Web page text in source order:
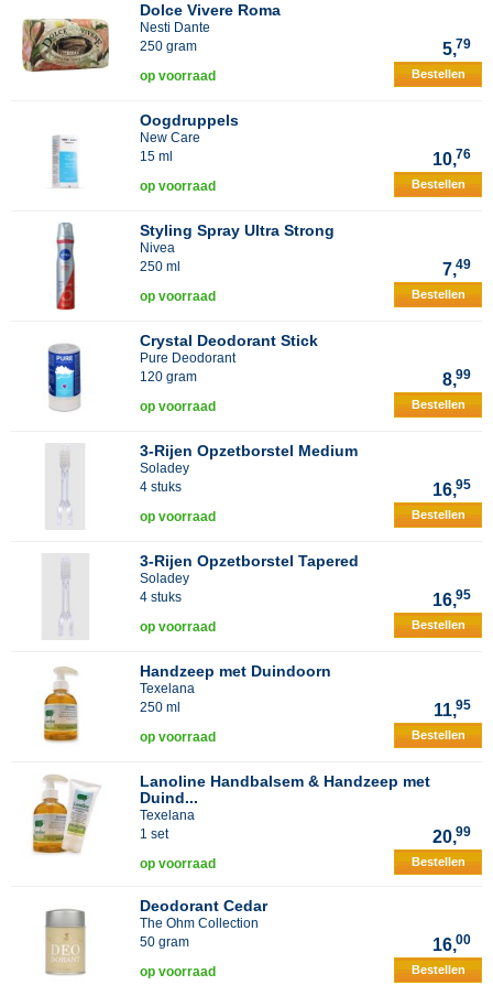
Dolce Vivere Roma
Nesti Dante
250 gram
5,79
op voorraad Bestellen
Oogdruppels
New Care
15 ml
10,76
op voorraad Bestellen
Styling Spray Ultra Strong
Nivea
250 ml
7,49
op voorraad Bestellen
Crystal Deodorant Stick
Pure Deodorant
120 gram
8,99
op voorraad Bestellen
3-Rijen Opzetborstel Medium
Soladey
4 stuks
16,95
op voorraad Bestellen
3-Rijen Opzetborstel Tapered
Soladey
4 stuks
16,95
op voorraad Bestellen
Handzeep met Duindoorn
Texelana
250 ml
11,95
op voorraad Bestellen
Lanoline Handbalsem & Handzeep met
Duind...
Texelana
1 set
20,99
op voorraad Bestellen
Deodorant Cedar
The Ohm Collection
50 gram
16,00
op voorraad Bestellen